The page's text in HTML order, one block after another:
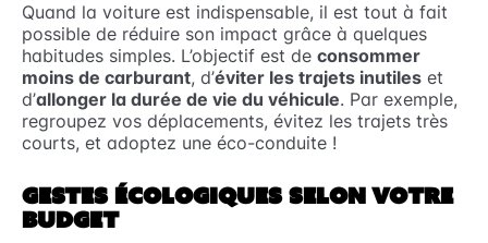
Quand la voiture est indispensable, il est tout à fait
possible de réduire son impact grâce à quelques
habitudes simples. L’objectif est de consommer
moins de carburant, d’éviter les trajets inutiles et
d’allonger la durée de vie du véhicule. Par exemple,
regroupez vos déplacements, évitez les trajets très
courts, et adoptez une éco-conduite !
GESTES ÉCOLOGIQUES SELON VOTRE
BUDGET